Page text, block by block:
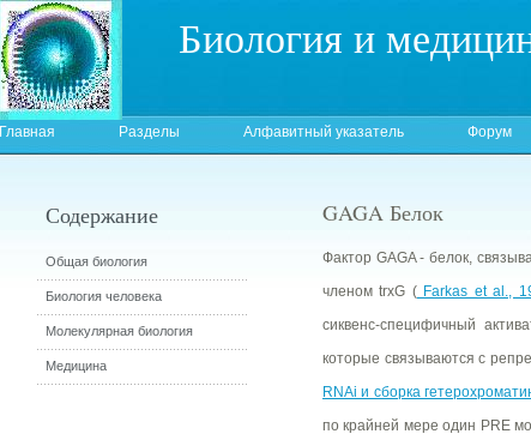
Биология и
Главная Разделы Алфавитный указатель Форум
GAGA Белок
Фактор GAGA - белок,
членом trxG (Farkas et al.,
сиквенс-специфичный
которые связываются с
RNAi и сборка
по крайней мере один PRE
Содержание
Общая биология
Биология человека
Молекулярная биология
Медицина